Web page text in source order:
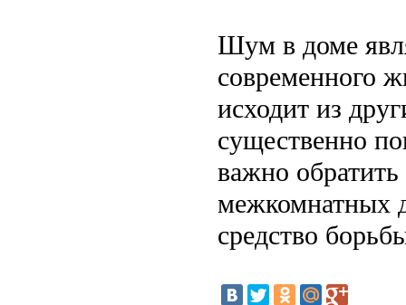
Шум в доме
современного
исходит из
существенно
важно
межкомнатных
средство